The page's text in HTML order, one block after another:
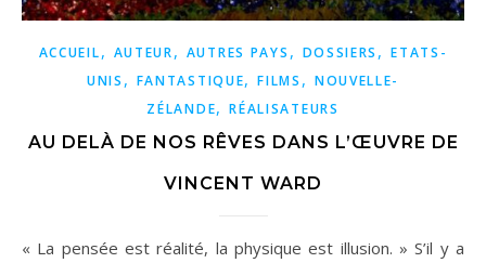
ACCUEIL, AUTEUR, AUTRES PAYS , DOSSIERS ,ETATS-
UNIS , FANTASTIQUE,FILMS , NOUVELLE-
ZÉLANDE,RÉALISATEURS
AU DELÀ DE NOS RÊVES DANS L’ŒUVRE DE
VINCENT WARD
« La pensée est réalité, la physique est illusion. » S’il y a